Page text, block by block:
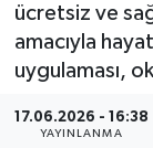
ücretsiz ve
amacıyla
uygulaması,
17.06.2026 - 16:38
YAYINLANMA
MAGAZİN
KÜLTÜR
SAĞLIK
Son
Haber